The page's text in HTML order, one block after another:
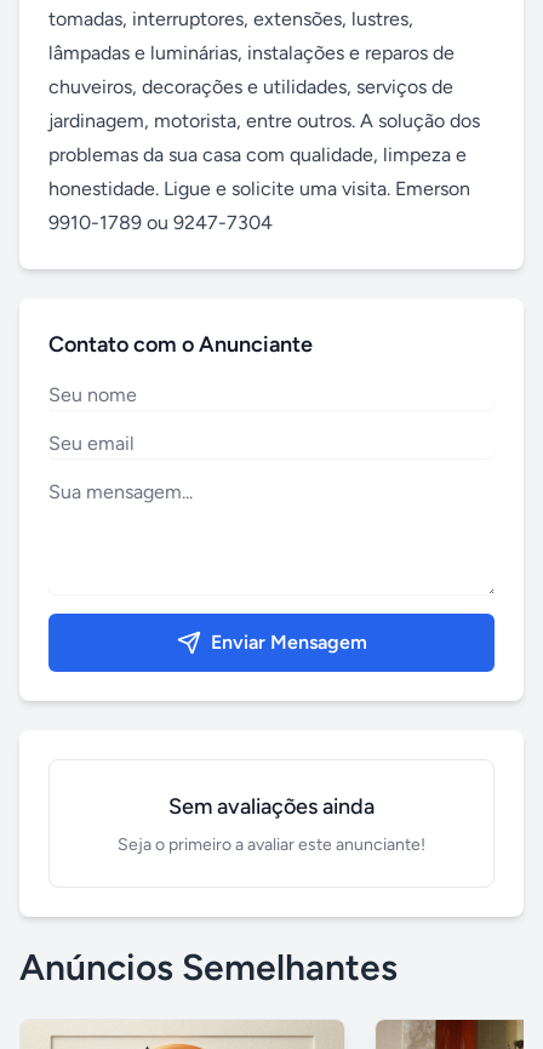
tomadas, interruptores, extensões, lustres,
lâmpadas e luminárias, instalações e reparos de
chuveiros, decorações e utilidades, serviços de
jardinagem, motorista, entre outros. A solução dos
problemas da sua casa com qualidade, limpeza e
honestidade. Ligue e solicite uma visita. Emerson
9910-1789 ou 9247-7304
Contato com o Anunciante
Enviar Mensagem
Sem avaliações ainda
Seja o primeiro a avaliar este anunciante!
Anúncios Semelhantes